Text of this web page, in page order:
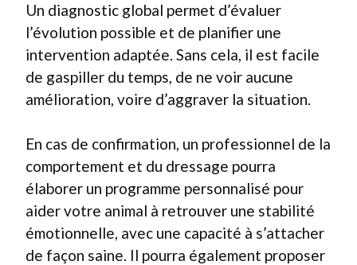
Un diagnostic global permet d’évaluer
l’évolution possible et de planifier une
intervention adaptée. Sans cela, il est facile
de gaspiller du temps, de ne voir aucune
amélioration, voire d’aggraver la situation.
En cas de confirmation, un professionnel de la
comportement et du dressage pourra
élaborer un programme personnalisé pour
aider votre animal à retrouver une stabilité
émotionnelle, avec une capacité à s’attacher
de façon saine. Il pourra également proposer